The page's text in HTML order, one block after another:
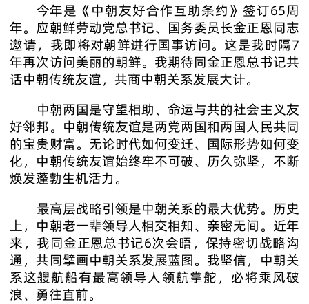
今年是《中朝友好合作互助条约》签订65周
年。应朝鲜劳动党总书记、国务委员长金正恩同志
邀请，我即将对朝鲜进行国事访问。这是我时隔7
年再次访问美丽的朝鲜。我期待同金正恩总书记共
话中朝传统友谊，共商中朝关系发展大计。
中朝两国是守望相助、命运与共的社会主义友
好邻邦。中朝传统友谊是两党两国和两国人民共同
的宝贵财富。无论时代如何变迁、国际形势如何变
化，中朝传统友谊始终牢不可破、历久弥坚，不断
焕发蓬勃生机活力。
最高层战略引领是中朝关系的最大优势。历史
上，中朝老一辈领导人相交相知、亲密无间。近年
来，我同金正恩总书记6次会晤，保持密切战略沟
通，共同擘画中朝关系发展蓝图。我坚信，中朝关
系这艘航船有最高领导人领航掌舵，必将乘风破
浪、勇往直前。